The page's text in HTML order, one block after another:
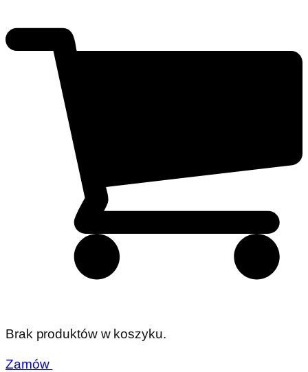
Brak produktów w koszyku.
Zamów